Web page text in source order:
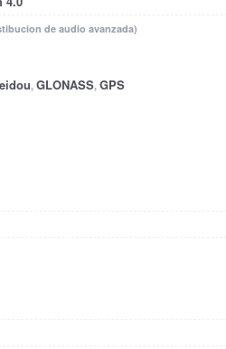
de audio avanzada)
, GLONASS, GPS